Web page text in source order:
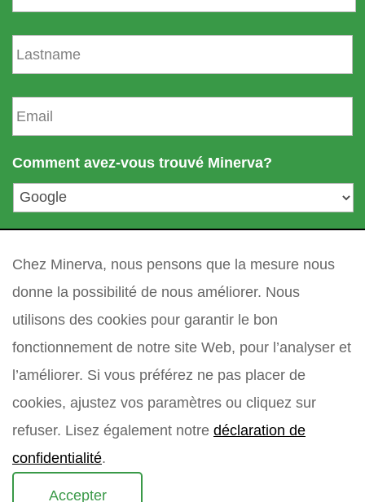
é
o
N
o
m
e
m
i
E
m
a
l
*
Comment avez-vous trouvé Minerva?
Chez Minerva, nous pensons que la mesure nous
donne la possibilité de nous améliorer. Nous
utilisons des cookies pour garantir le bon
fonctionnement de notre site Web, pour l’analyser et
l’améliorer. Si vous préférez ne pas placer de
cookies, ajustez vos paramètres ou cliquez sur
refuser. Lisez également notre déclaration de
confidentialité.
Accepter